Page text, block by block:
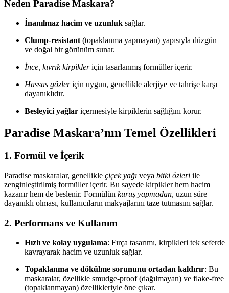
Neden Paradise Maskara?
İnanılmaz hacim ve uzunluk sağlar.
Clump-resistant (topaklanma yapmayan) yapısıyla düzgün
ve doğal bir görünüm sunar.
İnce, kıvrık kirpikleriçin tasarlanmış formüller içerir.
Hassas gözleriçin uygun, genellikle alerjiye ve tahrişe karşı
dayanıklıdır.
Besleyici yağlar içermesiyle kirpiklerin sağlığını korur.
Paradise Maskara’nın Temel Özellikleri
1. Formül ve İçerik
Paradise maskaralar, genellikle çiçek yağı veya bitki özleri ile
zenginleştirilmiş formüller içerir. Bu sayede kirpikler hem hacim
kazanır hem de beslenir. Formülün kuruş yapmadan, uzun süre
dayanıklı olması, kullanıcıların makyajlarını taze tutmasını sağlar.
2. Performans ve Kullanım
Hızlı ve kolay uygulama: Fırça tasarımı, kirpikleri tek seferde
kavrayarak hacim ve uzunluk sağlar.
Topaklanma ve dökülme sorununu ortadan kaldırır: Bu
maskaralar, özellikle smudge-proof (dağılmayan) ve flake-free
(topaklanmayan) özellikleriyle öne çıkar.